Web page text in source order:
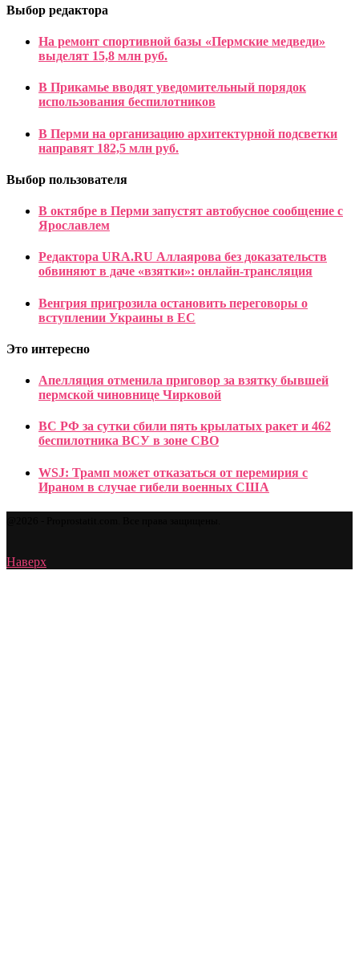
Выбор редактора
На ремонт спортивной базы «Пермские медведи»
выделят 15,8 млн руб.
В Прикамье вводят уведомительный порядок
использования беспилотников
В Перми на организацию архитектурной подсветки
направят 182,5 млн руб.
Выбор пользователя
В октябре в Перми запустят автобусное сообщение с
Ярославлем
Редактора URA.RU Аллаярова без доказательств
обвиняют в даче «взятки»: онлайн-трансляция
Венгрия пригрозила остановить переговоры о
вступлении Украины в ЕС
Это интересно
Апелляция отменила приговор за взятку бывшей
пермской чиновнице Чирковой
ВС РФ за сутки сбили пять крылатых ракет и 462
беспилотника ВСУ в зоне СВО
WSJ: Трамп может отказаться от перемирия с
Ираном в случае гибели военных США
Наверх